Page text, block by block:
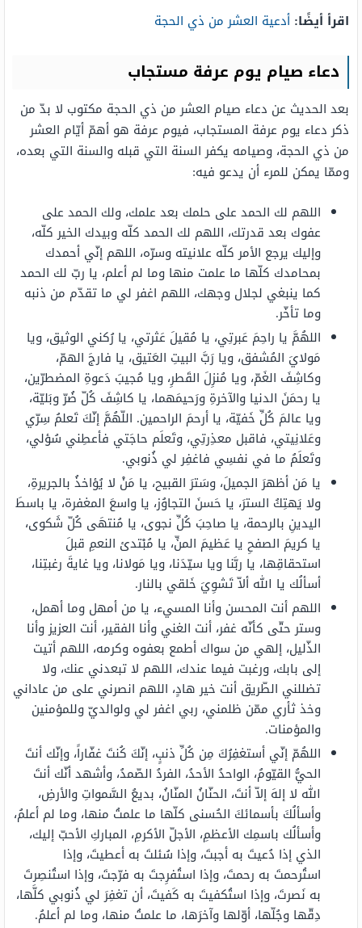
اقرأ أيضًا: أدعية العشر من ذي الحجة
دعاء صيام يوم عرفة مستجاب
بعد الحديث عن دعاء صيام العشر من ذي الحجة مكتوب لا بدّ من
ذكر دعاء يوم عرفة المستجاب، فيوم عرفة هو أهمّ أيّام العشر
من ذي الحجة، وصيامه يكفر السنة التي قبله والسنة التي بعده،
وممّا يمكن للمرء أن يدعو فيه:
اللهم لك الحمد على حلمك بعد علمك، ولك الحمد على
عفوك بعد قدرتك، اللهم لك الحمد كلّه وبيدك الخير كلّه،
وإليك يرجع الأمر كلّه علانيته وسرّه، اللهم إنّي أحمدك
بمحامدك كلّها ما علمت منها وما لم أعلم، يا ربّ لك الحمد
كما ينبغي لجلال وجهك، اللهم اغفر لي ما تقدّم من ذنبه
وما تأخّر.
اللهُمَّ يا راحِمَ عَبرتِي، يا مُقيلَ عَثرتي، يا رُكني الوثيق، ويا
مَولايَ المُشفق، ويا رَبَّ البيتِ العَتيق، يا فارجَ الهمّ،
وكاشِفَ الغَمّ، ويا مُنزِلَ القَطرِ، ويا مُجيبَ دَعوةِ المضطرّين،
يا رحمَنَ الدنيا والآخرةِ ورَحيمَهما، يا كاشِفَ كُلّ ضُرّ وبَليّة،
ويا عالمَ كُلِّ خَفيّة، يا أرحمَ الراحمين. اللّهُمَّ إنّكَ تَعلمُ سِرّي
وعَلانِيتي، فاقبل معذِرتِي، وتَعلَم حاجَتي فأعطِني سُؤلي،
وتَعلَمُ ما في نفسِي فاغفِر لي ذُنوبي.
يا مَن أظهرَ الجميلَ، وسَترَ القبيح، يا مَنْ لا يُؤاخذُ بالجريرةِ،
ولا يَهتِكُ السترَ، يا حَسنَ التجاوُز، يا واسعَ المغفرة، يا باسطَ
اليدينِ بالرحمة، يا صاحِبَ كُلِّ نجوى، يا مُنتهَى كُلّ شَكوى،
يا كريمَ الصفحِ يا عَظيمَ المنِّ، يا مُبْتدئ النعمِ قبلَ
استحقاقِها، يا ربَّنا ويا سيّدَنا، ويا مَولانا، ويا غايةَ رغبتِنا،
أسألُك يا الله ألاّ تَشوِيَ خَلقي بالنار.
اللهم أنت المحسن وأنا المسيء، يا من أمهل وما أهمل،
وستر حتّى كأنّه غفر، أنت الغني وأنا الفقير، أنت العزيز وأنا
الذّليل، إلهي من سواك أطمع بعفوه وكرمه، اللهم أتيت
إلى بابك، ورغبت فيما عندك، اللهم لا تبعدني عنك، ولا
تضللني الطّريق أنت خير هادٍ، اللهم انصرني على من عاداني
وخذ ثأري ممّن ظلمني، ربي اغفر لي ولوالديّ وللمؤمنين
والمؤمنات.
اللهُمّ إنّي أستغفِرُكَ مِن كُلِّ ذنبٍ، إنّكَ كُنتَ غفّاراً، وإنّك أنتَ
الحيُّ القيّومُ، الواحدُ الأحدُ، الفردُ الصّمدُ، وأشهد أنّك أنتَ
الله لا إلهَ إلاّ أنتَ، الحنّانُ المنّانُ، بديعُ السَّمواتِ والأرضِ،
وأسألُكَ بأسمائكَ الحُسنى كلّها ما علمتُ منها، وما لم أعلمُ،
وأسألُك باسمِك الأعظمِ، الأجلّ الأكرمِ، المباركِ الأحبّ إليك،
الذي إذا دُعيتَ به أجبتَ، وإذا سُئلتَ به أعطيتَ، وإذا
استُرحمتَ به رحمتَ، وإذا استُفرِجتَ به فرّجتَ، وإذا استُنصِرتَ
به نَصرتَ، وإذا استُكفيتَ به كَفيتَ، أن تغفِرَ لي ذُنوبي كلَّها،
دِقّها وجُلّها، أوّلها وآخرَها، ما علمتُ منها، وما لم أعلمُ.